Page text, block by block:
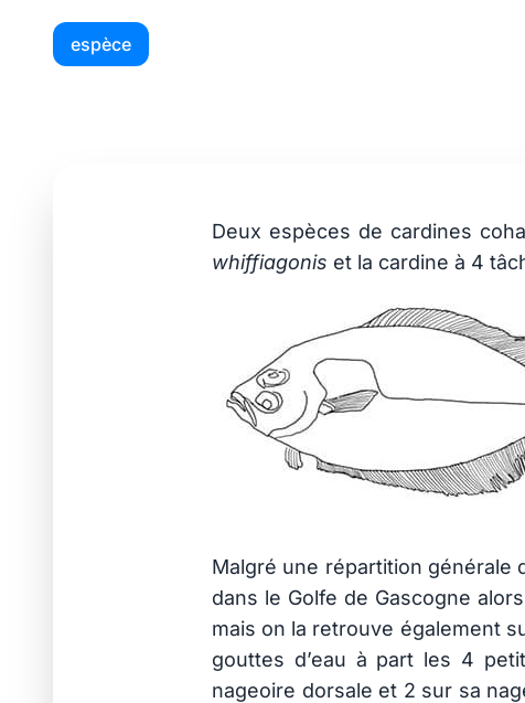
espèce
Deux espèces de cardines
whiffiagonis et la cardine à 4
Malgré une répartition générale
dans le Golfe de Gascogne
mais on la retrouve également
gouttes d’eau à part les 4
nageoire dorsale et 2 sur sa